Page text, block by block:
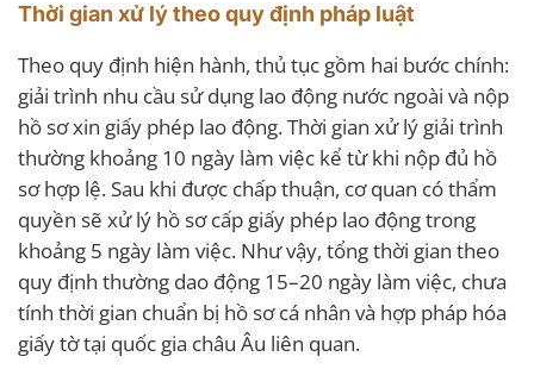
Thời gian xử lý theo quy định pháp luật
Theo quy định hiện hành, thủ tục gồm hai bước chính:
giải trình nhu cầu sử dụng lao động nước ngoài và nộp
hồ sơ xin giấy phép lao động. Thời gian xử lý giải trình
thường khoảng 10 ngày làm việc kể từ khi nộp đủ hồ
sơ hợp lệ. Sau khi được chấp thuận, cơ quan có thẩm
quyền sẽ xử lý hồ sơ cấp giấy phép lao động trong
khoảng 5 ngày làm việc. Như vậy, tổng thời gian theo
quy định thường dao động 15–20 ngày làm việc, chưa
tính thời gian chuẩn bị hồ sơ cá nhân và hợp pháp hóa
giấy tờ tại quốc gia châu Âu liên quan.